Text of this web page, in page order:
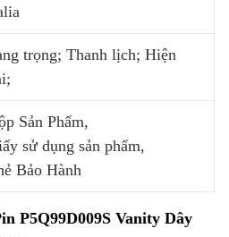
trọng; Thanh lịch; Hiện
Sản Phẩm,
sử dụng sản phẩm,
Bảo Hành
P5Q99D009S Vanity Dây